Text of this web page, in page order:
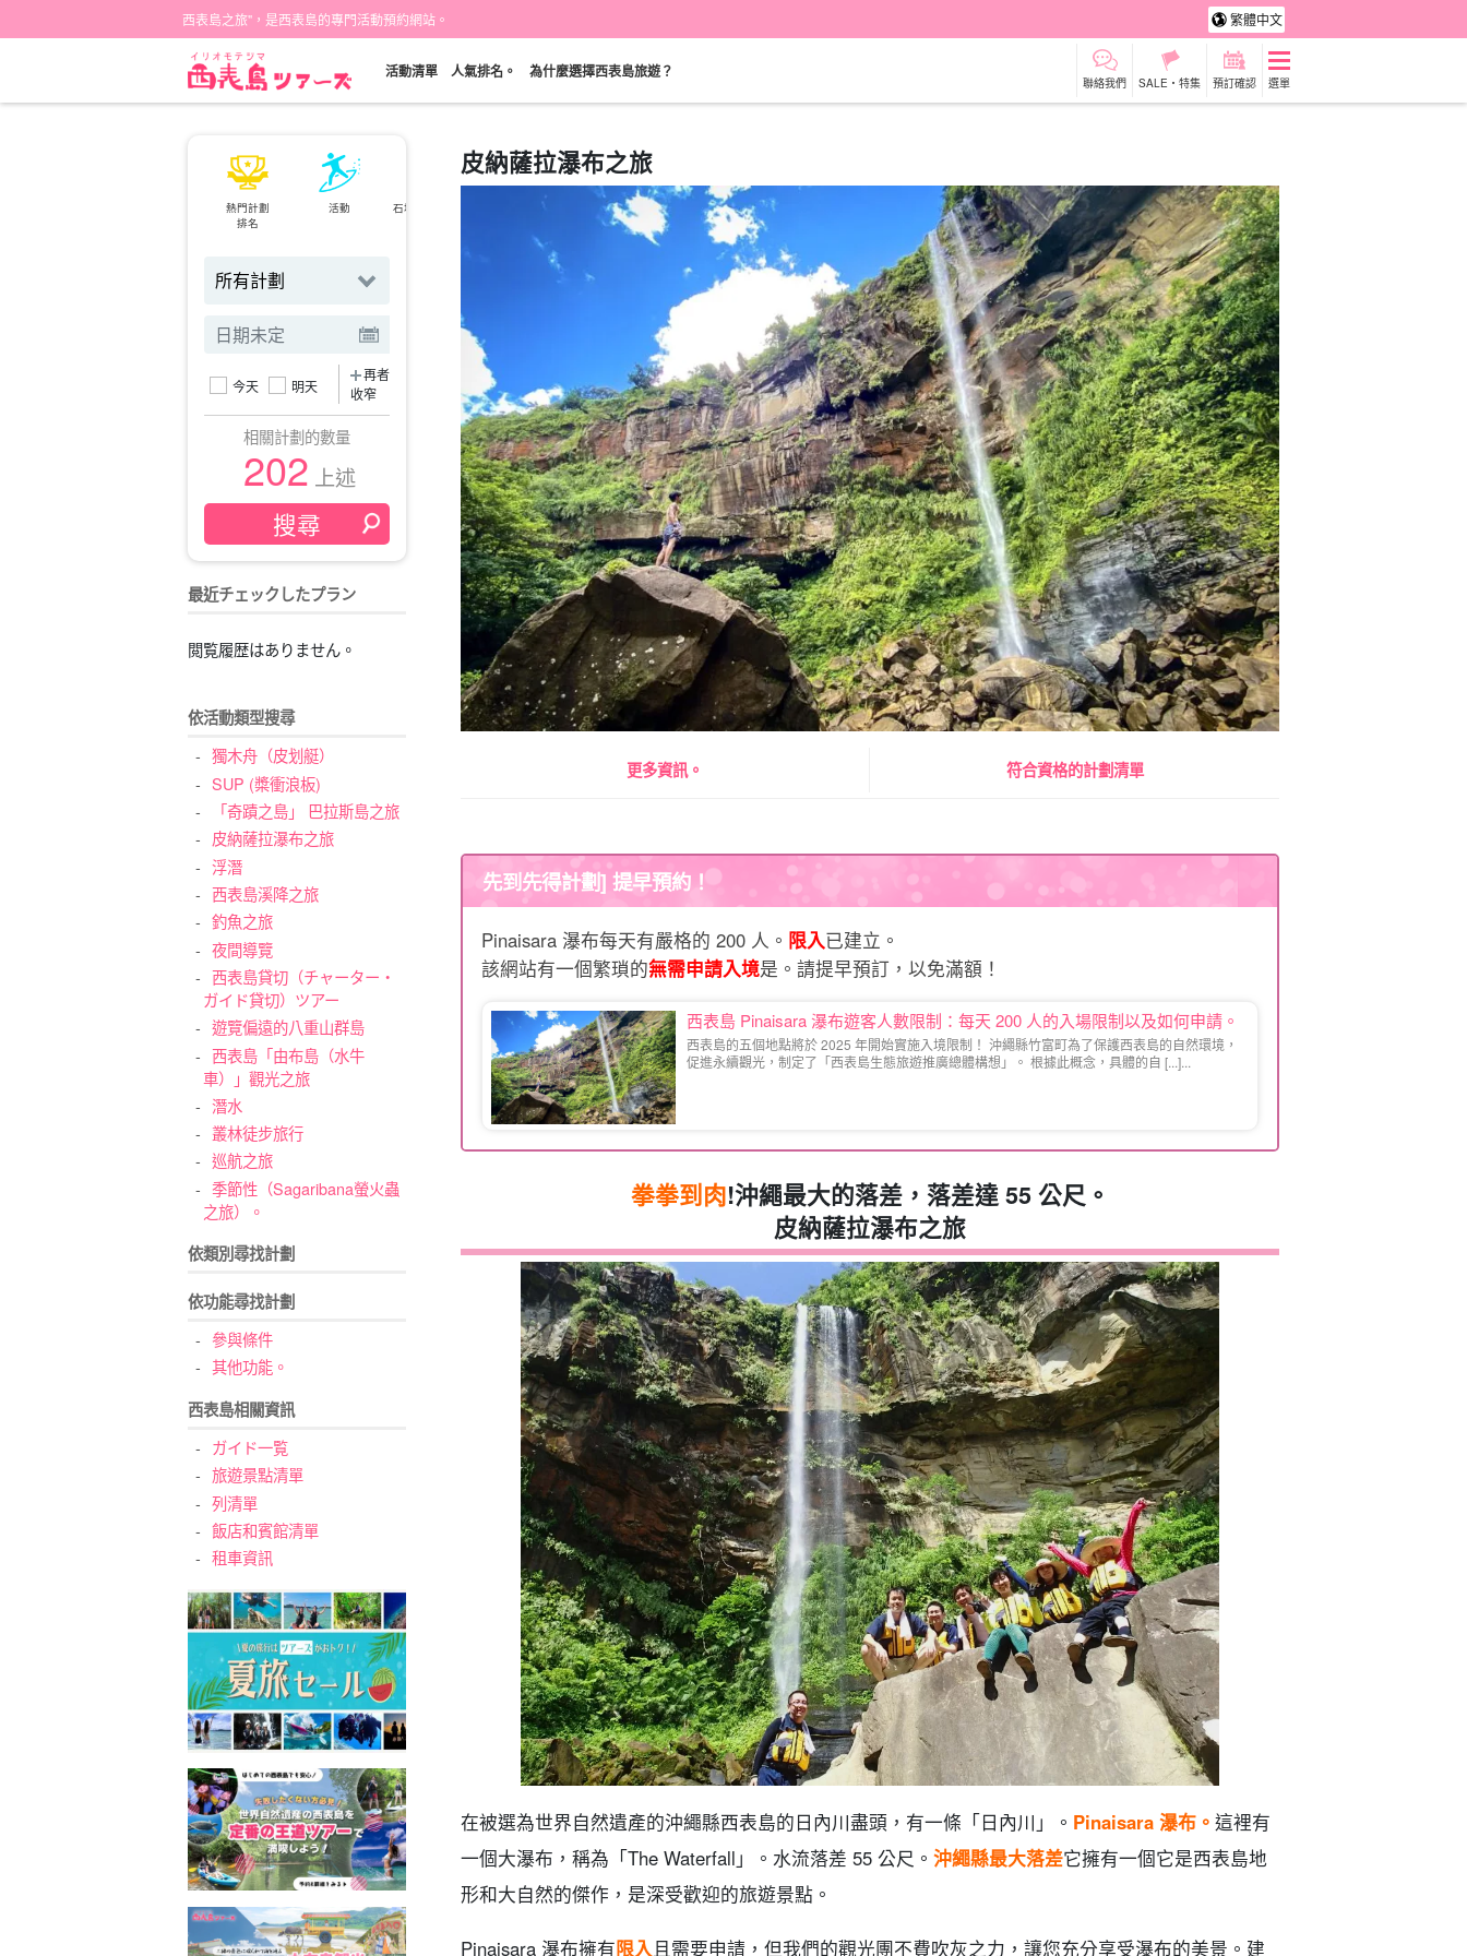
西表島之旅"，是西表島的專門活動預約網站。 繁體中文
活動清單 人氣排名。 為什麼選擇西表島旅遊？
聯絡我們 SALE・特集 預訂確認 選單
熱門計劃
排名
活動
石垣島⇄西表島
可當天預約
超值折扣
既定計劃
保費
選定計劃
西表島「瀑布」。
租車 觀光旅遊
今天 明天
再者
收窄
相關計劃的數量
202 上述
最近チェックしたプラン
閲覧履歴はありません。
依活動類型搜尋
獨木舟（皮划艇）
SUP (槳衝浪板)
「奇蹟之島」 巴拉斯島之旅
皮納薩拉瀑布之旅
浮潛
西表島溪降之旅
釣魚之旅
夜間導覽
西表島貸切（チャーター・
ガイド貸切）ツアー
遊覽偏遠的八重山群島
西表島「由布島（水牛
車）」觀光之旅
潛水
叢林徒步旅行
巡航之旅
季節性（Sagaribana螢火蟲
之旅）。
依類別尋找計劃
依功能尋找計劃
參與條件
其他功能。
西表島相關資訊
ガイド一覧
旅遊景點清單
列清單
飯店和賓館清單
租車資訊
皮納薩拉瀑布之旅
更多資訊。 符合資格的計劃清單
先到先得計劃] 提早預約！
Pinaisara 瀑布每天有嚴格的 200 人。 限入已建立。
該網站有一個繁瑣的無需申請入境是。請提早預訂，以免滿額！
西表島 Pinaisara 瀑布遊客人數限制：每天 200 人的入場限制以及如何申請。
西表島的五個地點將於 2025 年開始實施入境限制！ 沖繩縣竹富町為了保護西表島的自然環境，
促進永續觀光，制定了「西表島生態旅遊推廣總體構想」。 根據此概念，具體的自 [...]...
拳拳到肉!沖繩最大的落差，落差達 55 公尺。
皮納薩拉瀑布之旅
在被選為世界自然遺產的沖繩縣西表島的日內川盡頭，有一條「日內川」。 Pinaisara 瀑布。 這裡有
一個大瀑布，稱為「The Waterfall」。水流落差 55 公尺。 沖繩縣最大落差它擁有一個它是西表島地
形和大自然的傑作，是深受歡迎的旅遊景點。
Pinaisara 瀑布擁有限入且需要申請，但我們的觀光團不費吹灰之力，讓您充分享受瀑布的美景。建